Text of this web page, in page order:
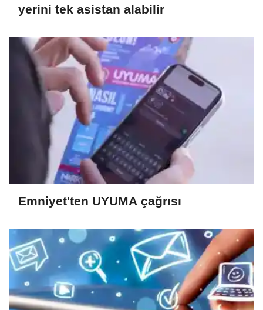
yerini tek asistan alabilir
Emniyet'ten UYUMA çağrısı